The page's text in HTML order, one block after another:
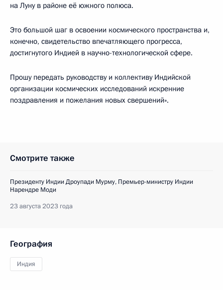
на Луну в районе её южного полюса.
Это большой шаг в освоении космического пространства и,
конечно, свидетельство впечатляющего прогресса,
достигнутого Индией в научно-технологической сфере.
Прошу передать руководству и коллективу Индийской
организации космических исследований искренние
поздравления и пожелания новых свершений».
Смотрите также
Президенту Индии Дроупади Мурму, Премьер-министру Индии
Нарендре Моди
23 августа 2023 года
География
Индия